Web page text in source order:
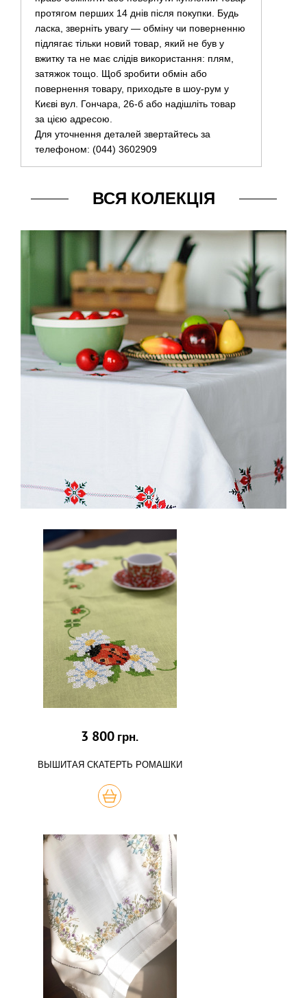
протягом перших 14 днів після покупки. Будь
ласка, зверніть увагу — обміну чи поверненню
підлягає тільки новий товар, який не був у
вжитку та не має слідів використання: плям,
затяжок тощо. Щоб зробити обмін або
повернення товару, приходьте в шоу-рум у
Києві вул. Гончара, 26-б або надішліть товар
за цією адресою.
Для уточнення деталей звертайтесь за
телефоном: (044) 3602909
ВСЯ КОЛЕКЦІЯ
3 800 грн.
ВЫШИТАЯ СКАТЕРТЬ РОМАШКИ
КУПИТЬ